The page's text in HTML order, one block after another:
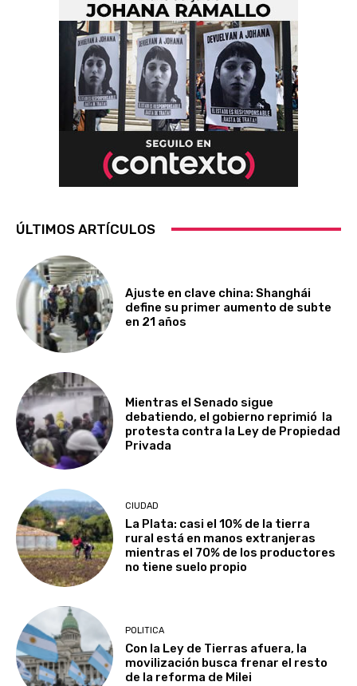
ÚLTIMOS ARTÍCULOS
Ajuste en clave china: Shanghái
define su primer aumento de subte
en 21 años
Mientras el Senado sigue
debatiendo, el gobierno reprimió la
protesta contra la Ley de Propiedad
Privada
CIUDAD
La Plata: casi el 10% de la tierra
rural está en manos extranjeras
mientras el 70% de los productores
no tiene suelo propio
POLITICA
Con la Ley de Tierras afuera, la
movilización busca frenar el resto
de la reforma de Milei